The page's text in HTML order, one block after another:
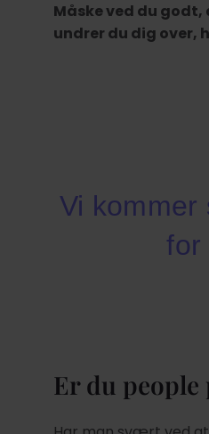
Måske ved du godt,
undrer du dig over,
Vi kommer
for
Er du people